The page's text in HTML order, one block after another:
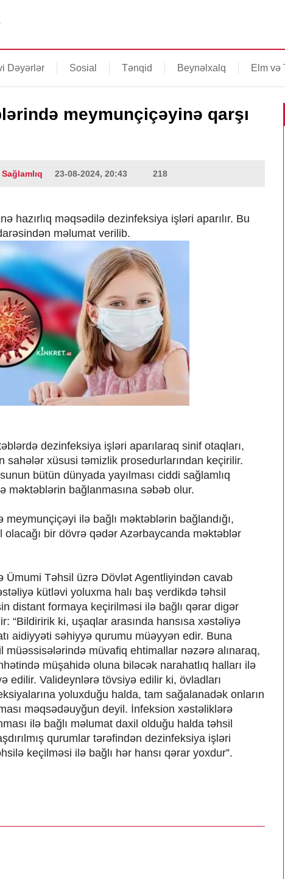
Dəyərlər Sosial Tənqid Beynəlxalq Elm və
meymunçiçəyinə qarşı
23-08-2024, 20:43 218
hazırlıq məqsədilə dezinfeksiya işləri aparılır. Bu
məlumat verilib.
dezinfeksiya işləri aparılaraq sinif otaqları,
sahələr xüsusi təmizlik prosedurlarından keçirilir.
bütün dünyada yayılması ciddi sağlamlıq
məktəblərin bağlanmasına səbəb olur.
meymunçiçəyi ilə bağlı məktəblərin bağlandığı,
bir dövrə qədər Azərbaycanda məktəblər
Ümumi Təhsil üzrə Dövlət Agentliyindən cavab
kütləvi yoluxma halı baş verdikdə təhsil
distant formaya keçirilməsi ilə bağlı qərar digər
“Bildiririk ki, uşaqlar arasında hansısa xəstəliyə
aidiyyəti səhiyyə qurumu müəyyən edir. Buna
müəssisələrində müvafiq ehtimallar nəzərə alınaraq,
müşahidə oluna biləcək narahatlıq halları ilə
edilir. Valideynlərə tövsiyə edilir ki, övladları
yoluxduğu halda, tam sağalanadək onların
məqsədəuyğun deyil. İnfeksion xəstəliklərə
ilə bağlı məlumat daxil olduğu halda təhsil
qurumlar tərəfindən dezinfeksiya işləri
keçilməsi ilə bağlı hər hansı qərar yoxdur”.